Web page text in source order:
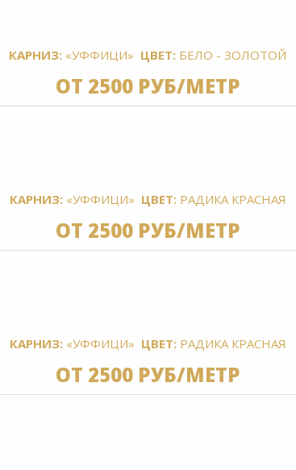
КАРНИЗ: «УФФИЦИ» ЦВЕТ: БЕЛО - ЗОЛОТОЙ
ОТ 2500 РУБ/МЕТР
КАРНИЗ:«УФФИЦИ» ЦВЕТ:РАДИКА КРАСНАЯ
ОТ 2500 РУБ/МЕТР
КАРНИЗ:«УФФИЦИ» ЦВЕТ:РАДИКА КРАСНАЯ
ОТ 2500 РУБ/МЕТР